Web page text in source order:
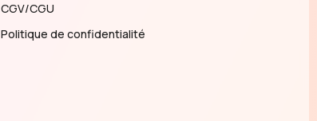
CGV/CGU
Politique de confidentialité